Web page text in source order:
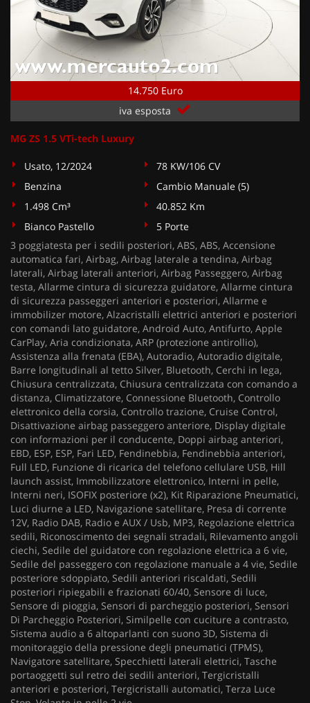
14.750 Euro
iva esposta
MG ZS 1.5 VTi-tech Luxury
Usato, 12/2024
78 KW/106 CV
Benzina
Cambio Manuale (5)
1.498 Cm³
40.852 Km
Bianco Pastello
5 Porte
3 poggiatesta per i sedili posteriori, ABS, ABS, Accensione
automatica fari, Airbag, Airbag laterale a tendina, Airbag
laterali, Airbag laterali anteriori, Airbag Passeggero, Airbag
testa, Allarme cintura di sicurezza guidatore, Allarme cintura
di sicurezza passeggeri anteriori e posteriori, Allarme e
immobilizer motore, Alzacristalli elettrici anteriori e posteriori
con comandi lato guidatore, Android Auto, Antifurto, Apple
CarPlay, Aria condizionata, ARP (protezione antirollio),
Assistenza alla frenata (EBA), Autoradio, Autoradio digitale,
Barre longitudinali al tetto Silver, Bluetooth, Cerchi in lega,
Chiusura centralizzata, Chiusura centralizzata con comando a
distanza, Climatizzatore, Connessione Bluetooth, Controllo
elettronico della corsia, Controllo trazione, Cruise Control,
Disattivazione airbag passeggero anteriore, Display digitale
con informazioni per il conducente, Doppi airbag anteriori,
EBD, ESP, ESP, Fari LED, Fendinebbia, Fendinebbia anteriori,
Full LED, Funzione di ricarica del telefono cellulare USB, Hill
launch assist, Immobilizzatore elettronico, Interni in pelle,
Interni neri, ISOFIX posteriore (x2), Kit Riparazione Pneumatici,
Luci diurne a LED, Navigazione satellitare, Presa di corrente
12V, Radio DAB, Radio e AUX / Usb, MP3, Regolazione elettrica
sedili, Riconoscimento dei segnali stradali, Rilevamento angoli
ciechi, Sedile del guidatore con regolazione elettrica a 6 vie,
Sedile del passeggero con regolazione manuale a 4 vie, Sedile
posteriore sdoppiato, Sedili anteriori riscaldati, Sedili
posteriori ripiegabili e frazionati 60/40, Sensore di luce,
Sensore di pioggia, Sensori di parcheggio posteriori, Sensori
Di Parcheggio Posteriori, Similpelle con cuciture a contrasto,
Sistema audio a 6 altoparlanti con suono 3D, Sistema di
monitoraggio della pressione degli pneumatici (TPMS),
Navigatore satellitare, Specchietti laterali elettrici, Tasche
portaoggetti sul retro dei sedili anteriori, Tergicristalli
anteriori e posteriori, Tergicristalli automatici, Terza Luce